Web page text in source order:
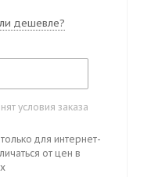
дешевле?
условия заказа
для интернет-
от цен в